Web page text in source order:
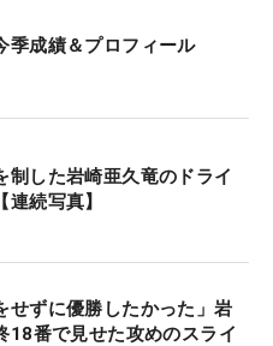
成績＆プロフィール
制した岩崎亜久竜のドライ
続写真】
せずに優勝したかった」岩
18番で見せた攻めのスライ